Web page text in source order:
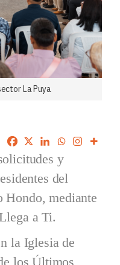
La Puya
y
del
Hondo, mediante
a Ti.
la Iglesia de
los Últimos